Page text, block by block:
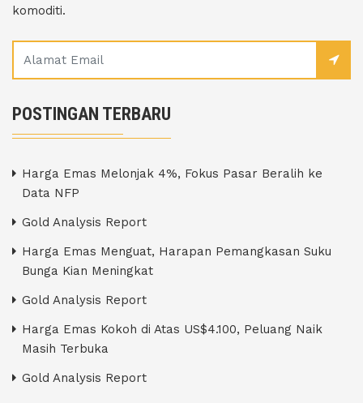
komoditi.
POSTINGAN TERBARU
Harga Emas Melonjak 4%, Fokus Pasar Beralih ke
Data NFP
Gold Analysis Report
Harga Emas Menguat, Harapan Pemangkasan Suku
Bunga Kian Meningkat
Gold Analysis Report
Harga Emas Kokoh di Atas US$4.100, Peluang Naik
Masih Terbuka
Gold Analysis Report